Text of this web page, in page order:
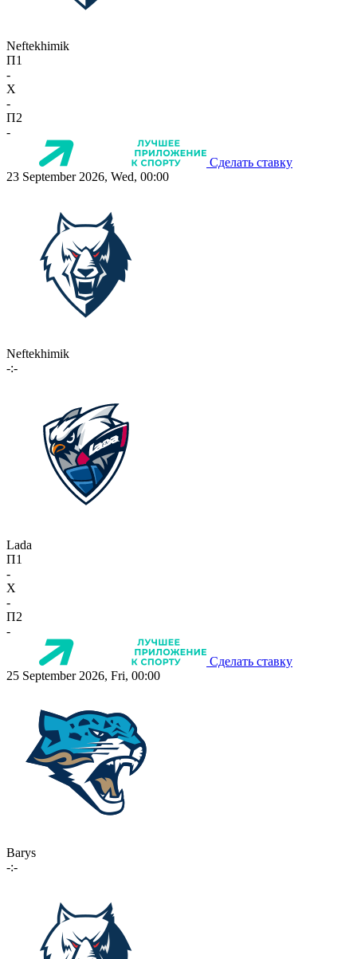
Neftekhimik
П1
-
X
-
П2
-
Сделать ставку
23 September 2026, Wed, 00:00
Neftekhimik
-:-
Lada
П1
-
X
-
П2
-
Сделать ставку
25 September 2026, Fri, 00:00
Barys
-:-